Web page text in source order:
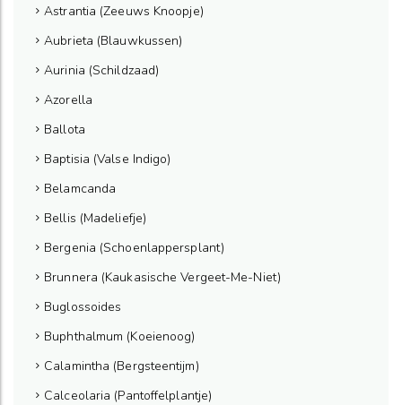
Astrantia (Zeeuws Knoopje)
Aubrieta (Blauwkussen)
Aurinia (Schildzaad)
Azorella
Ballota
Baptisia (Valse Indigo)
Belamcanda
Bellis (Madeliefje)
Bergenia (Schoenlappersplant)
Brunnera (Kaukasische Vergeet-Me-Niet)
Buglossoides
Buphthalmum (Koeienoog)
Calamintha (Bergsteentijm)
Calceolaria (Pantoffelplantje)